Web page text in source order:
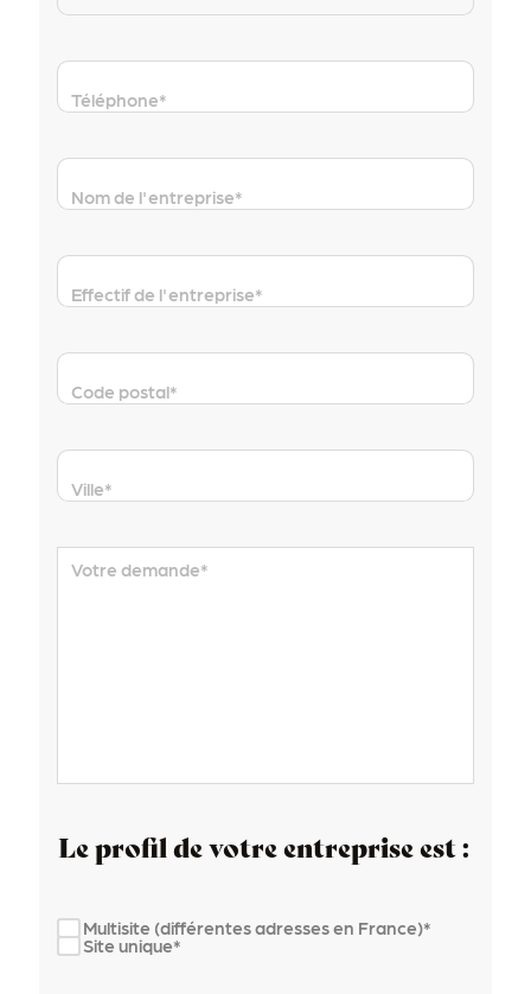
Téléphone*
Nom de l'entreprise*
Effectif de l'entreprise*
Code postal*
Ville*
Votre demande*
Le profil de votre entreprise est :
Multisite (différentes adresses en France)*
Site unique*